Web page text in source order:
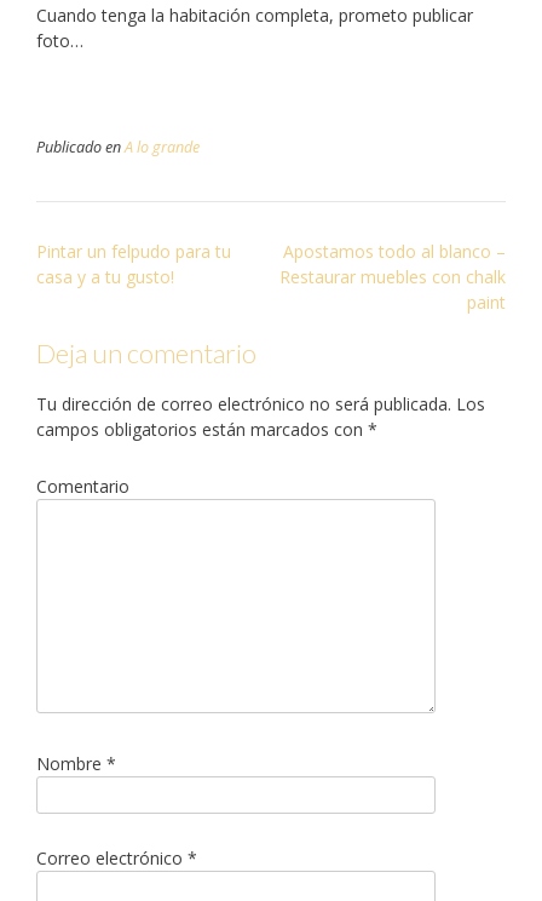
Cuando tenga la habitación completa, prometo publicar
foto…
Publicado enA lo grande
N
a
e
g
a
i
r
a
Pintar un felpudo para tu
casa y a tu gusto!
Apostamos todo al blanco –
Restaurar muebles con chalk
paint
Deja un comentario
Tu dirección de correo electrónico no será publicada. Los
campos obligatorios están marcados con *
Comentario
Nombre *
Correo electrónico *